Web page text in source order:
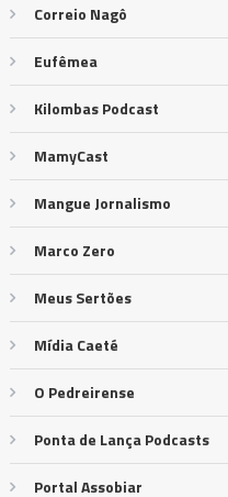
Correio Nagô
Eufêmea
Kilombas Podcast
MamyCast
Mangue Jornalismo
Marco Zero
Meus Sertões
Mídia Caeté
O Pedreirense
Ponta de Lança Podcasts
Portal Assobiar